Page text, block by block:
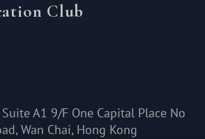
Club
A1 9/F One Capital Place No
Wan Chai, Hong Kong